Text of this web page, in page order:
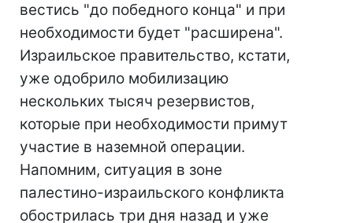
вестись "до победного конца" и при
необходимости будет "расширена".
Израильское правительство, кстати,
уже одобрило мобилизацию
нескольких тысяч резервистов,
которые при необходимости примут
участие в наземной операции.
Напомним, ситуация в зоне
палестино-израильского конфликта
обострилась три дня назад и уже